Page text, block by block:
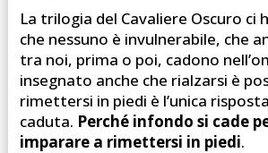
La trilogia del Cavaliere Oscuro ci
che nessuno è invulnerabile, che
tra noi, prima o poi, cadono
insegnato anche che rialzarsi è
rimettersi in piedi è l’unica
caduta. Perché infondo si cade
imparare a rimettersi in piedi.